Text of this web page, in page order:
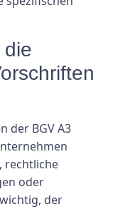
die
der BGV A3
rechtliche
oder
der